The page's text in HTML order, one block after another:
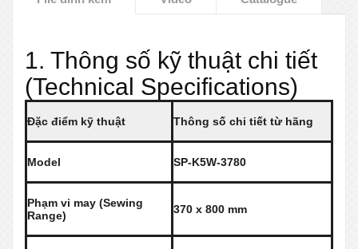
1. Thông số kỹ thuật chi tiết
(Technical Specifications)
Đặc điểm kỹ thuật Thông số chi tiết từ hãng
Model SP-K5W-3780
Phạm vi may (Sewing
Range)
370 x 800 mm